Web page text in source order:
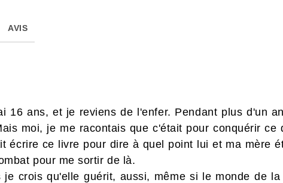
AVIS
16 ans, et je reviens de l'enfer. Pendant plus d'un
moi, je me racontais que c'était pour conquérir
écrire ce livre pour dire à quel point lui et ma mère
pour me sortir de là.
je crois qu'elle guérit, aussi, même si le monde de